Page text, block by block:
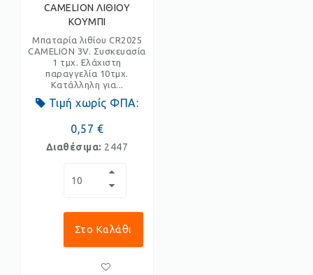
CAMELION ΛΙΘΙΟΥ
ΚΟΥΜΠΙ
Μπαταρία λιθίου CR2025
CAMELION 3V. Συσκευασία
1 τμχ. Ελάχιστη
παραγγελία 10τμχ.
Κατάλληλη για...
Τιμή χωρίς ΦΠΑ:
0,57 €
Διαθέσιμα: 2447
Στο Καλάθι